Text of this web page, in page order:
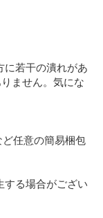
に若干の潰れがあ
ません。気にな
任意の簡易梱包
する場合がござい